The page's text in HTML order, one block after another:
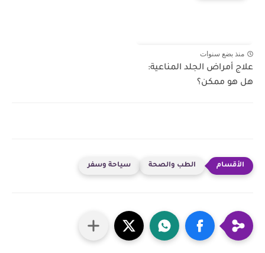
منذ بضع سنوات
علاج أمراض الجلد المناعية:
هل هو ممكن؟
الطب والصحة سياحة وسفر